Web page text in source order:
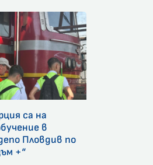
са на
в
Пловдив по
+“